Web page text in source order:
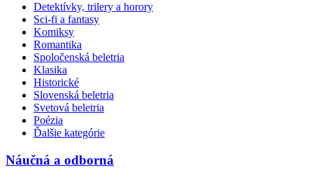
Detektívky, trilery a horory
Sci-fi a fantasy
Komiksy
Romantika
Spoločenská beletria
Klasika
Historické
Slovenská beletria
Svetová beletria
Poézia
Ďalšie kategórie
Náučná a odborná